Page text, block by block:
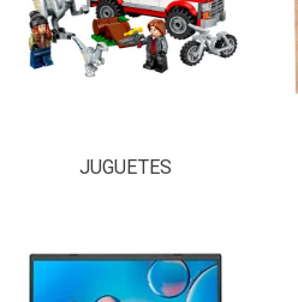
JUGUETES